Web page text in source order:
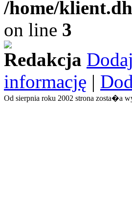
/home/
on line 3
Redakcja
informację |
Od sierpnia roku 2002 strona zosta�a